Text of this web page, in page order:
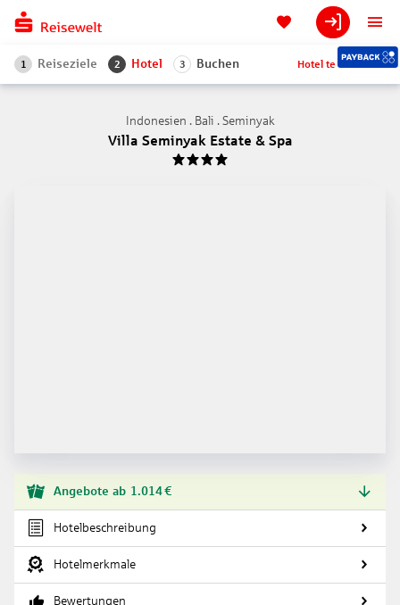
1 Reiseziele 2 Hotel 3 Buchen Hotel teilen
Indonesien . Bali . Seminyak
Villa Seminyak Estate & Spa
4
Angebote ab 1.014€
Hotelbeschreibung
Hotelmerkmale
Bewertungen